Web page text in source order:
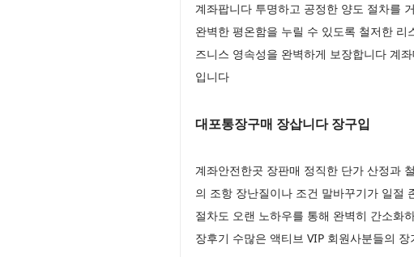
계좌팝니다 투명하고 공정한 양도 절차를
완벽한 평온함을 누릴 수 있도록 철저한
즈니스 영속성을 완벽하게 보장합니다 계
입니다
대포통장구매 장삽니다 장구입
계좌안전한곳 장판매 정직한 단가 산정과
의 조항 장난질이나 조건 말바꾸기가 일절
절차도 오랜 노하우를 통해 완벽히 간소화
장후기 수많은 액티브 VIP 회원사분들의